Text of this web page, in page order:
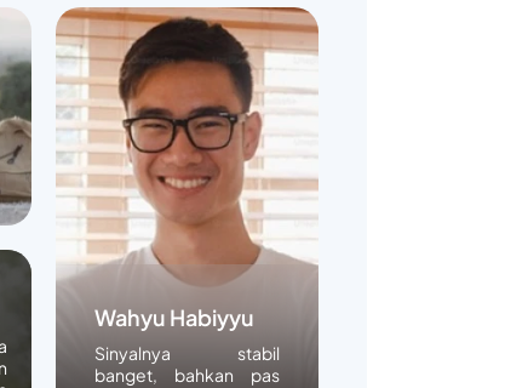
Wahyu Habiyyu
Sinyalnya stabil
banget, bahkan pas